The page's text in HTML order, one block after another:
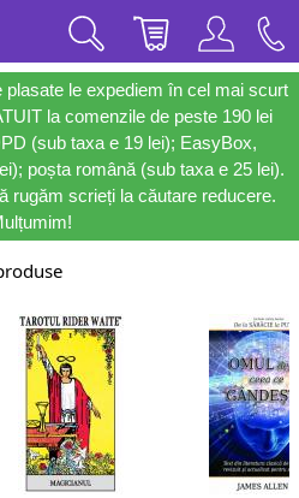
plasate le expediem în cel mai scurt
la comenzile de peste 190 lei
(sub taxa e 19 lei); EasyBox,
poșta română (sub taxa e 25 lei).
rugăm scrieți la căutare reducere.